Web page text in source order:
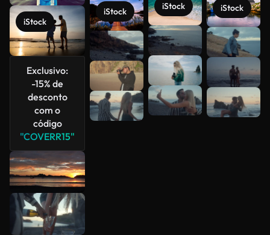
iStock
Exclusivo:
-15% de
desconto
com o
código
"COVERR15"
iStock
iStock iStock
Veja mais